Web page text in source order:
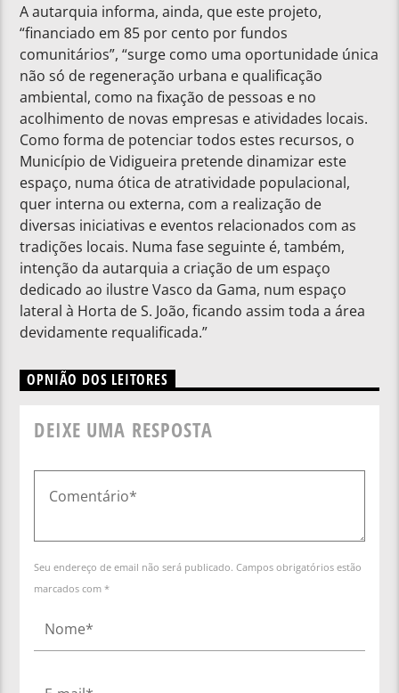
A autarquia informa, ainda, que este projeto,
“financiado em 85 por cento por fundos
comunitários”, “surge como uma oportunidade única
não só de regeneração urbana e qualificação
ambiental, como na fixação de pessoas e no
acolhimento de novas empresas e atividades locais.
Como forma de potenciar todos estes recursos, o
Município de Vidigueira pretende dinamizar este
espaço, numa ótica de atratividade populacional,
quer interna ou externa, com a realização de
diversas iniciativas e eventos relacionados com as
tradições locais. Numa fase seguinte é, também,
intenção da autarquia a criação de um espaço
dedicado ao ilustre Vasco da Gama, num espaço
lateral à Horta de S. João, ficando assim toda a área
devidamente requalificada.”
OPNIÃO DOS LEITORES
DEIXE UMA RESPOSTA
Seu endereço de email não será publicado. Campos obrigatórios estão
marcados com *